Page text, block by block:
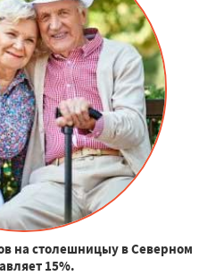
на столешницыу в Северном
15%.